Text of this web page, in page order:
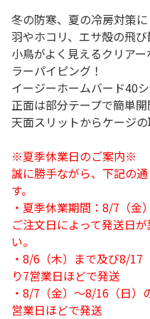
冬の防寒、夏の冷房対策に
羽やホコリ、エサ殻の飛び
小鳥がよく見えるクリア
ラーパイピング！
イージーホームバード40
正面は部分テープで簡単開
天面スリットからケージの
※夏季休業日のご案内※
誠に勝手ながら、下記の
す。
・夏季休業期間：8/7（金
ご注文日によって発送日
い。
・8/6（木）まで及び8/17
り7営業日ほどで発送
・8/7（金）～8/16（日
営業日ほどで発送